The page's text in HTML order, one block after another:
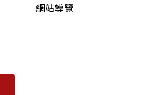
網站導覽